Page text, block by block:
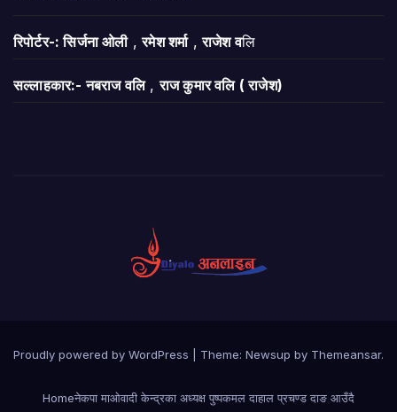
रिपोर्टर-: सिर्जना ओली,रमेश शर्मा,राजेश वलि
सल्लाहकार:- नबराज वलि,राज कुमार वलि ( राजेश)
Proudly powered by WordPress Theme: Newsup by Themeansar.
Homeनेकपा माओवादी केन्द्रका अध्यक्ष पुष्पकमल दाहाल प्रचण्ड दाङ आउँदै